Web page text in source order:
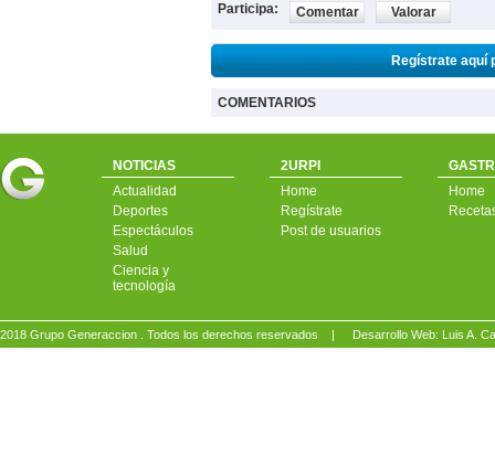
Participa: Comentar Valorar
Regístrate aquí
COMENTARIOS
NOTICIAS
Actualidad
Deportes
Espectáculos
Salud
Ciencia y
tecnología
2URPI
Home
Regístrate
Post de usuarios
Home
2018 Grupo Generaccion . Todos los derechos reservados | Desarrollo Web: Luis